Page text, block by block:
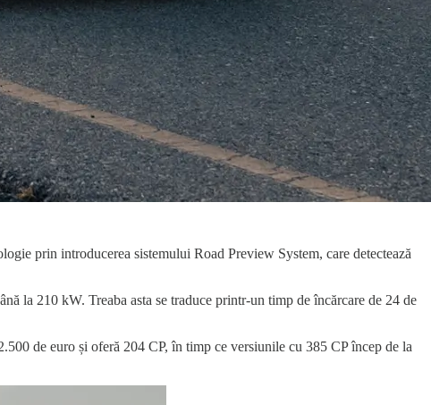
prin introducerea sistemului Road Preview System, care detectează
la 210 kW. Treaba asta se traduce printr-un timp de încărcare de 24 de
de euro și oferă 204 CP, în timp ce versiunile cu 385 CP încep de la